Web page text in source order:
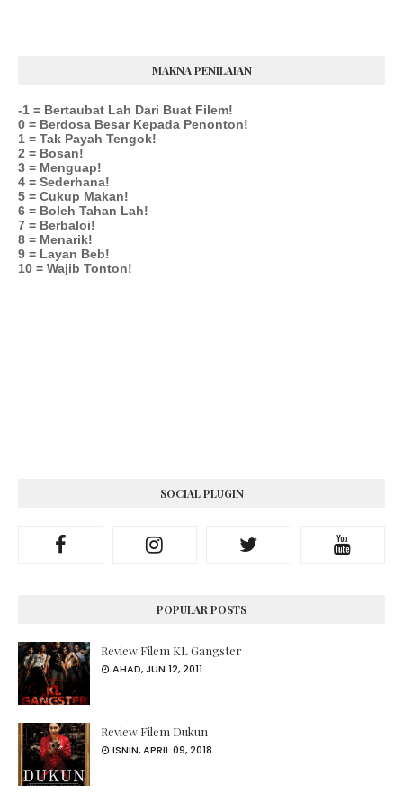
MAKNA PENILAIAN
-1 = Bertaubat Lah Dari Buat Filem!
0 = Berdosa Besar Kepada Penonton!
1 = Tak Payah Tengok!
2 = Bosan!
3 = Menguap!
4 = Sederhana!
5 = Cukup Makan!
6 = Boleh Tahan Lah!
7 = Berbaloi!
8 = Menarik!
9 = Layan Beb!
10 = Wajib Tonton!
SOCIAL PLUGIN
POPULAR POSTS
Review Filem KL Gangster
AHAD, JUN 12, 2011
Review Filem Dukun
ISNIN, APRIL 09, 2018